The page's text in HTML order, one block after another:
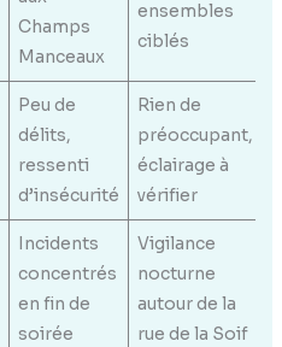
Champs
Manceaux
ensembles
ciblés
Peu de
délits,
ressenti
d’insécurité
Rien de
préoccupant,
éclairage à
vérifier
Incidents
concentrés
en fin de
soirée
Vigilance
nocturne
autour de la
rue de la Soif